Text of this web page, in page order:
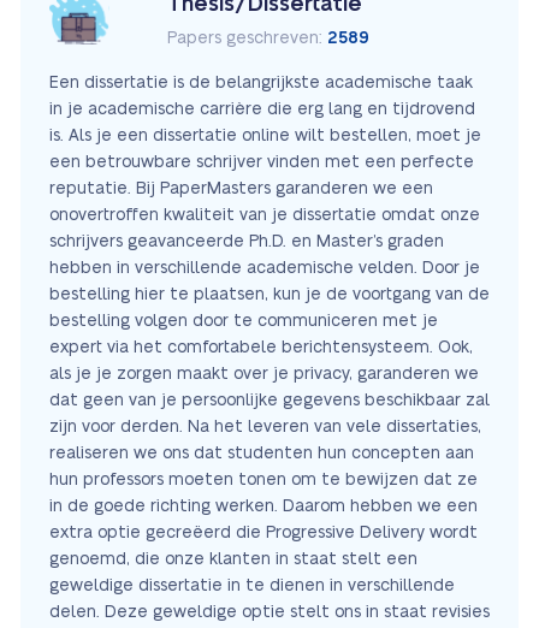
Papers geschreven: 2589
Een dissertatie is de belangrijkste academische taak
in je academische carrière die erg lang en tijdrovend
is. Als je een dissertatie online wilt bestellen, moet je
een betrouwbare schrijver vinden met een perfecte
reputatie. Bij PaperMasters garanderen we een
onovertroffen kwaliteit van je dissertatie omdat onze
schrijvers geavanceerde Ph.D. en Master’s graden
hebben in verschillende academische velden. Door je
bestelling hier te plaatsen, kun je de voortgang van de
bestelling volgen door te communiceren met je
expert via het comfortabele berichtensysteem. Ook,
als je je zorgen maakt over je privacy, garanderen we
dat geen van je persoonlijke gegevens beschikbaar zal
zijn voor derden. Na het leveren van vele dissertaties,
realiseren we ons dat studenten hun concepten aan
hun professors moeten tonen om te bewijzen dat ze
in de goede richting werken. Daarom hebben we een
extra optie gecreëerd die Progressive Delivery wordt
genoemd, die onze klanten in staat stelt een
geweldige dissertatie in te dienen in verschillende
delen. Deze geweldige optie stelt ons in staat revisies